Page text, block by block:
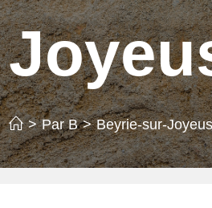
> Par B > Beyrie-sur-